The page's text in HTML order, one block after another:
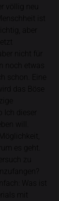
völlig neu
ist
aber
nicht für
noch etwas
schon. Eine
das Böse
Ich dieser
will.
es geht.
zu
Was ist
mit